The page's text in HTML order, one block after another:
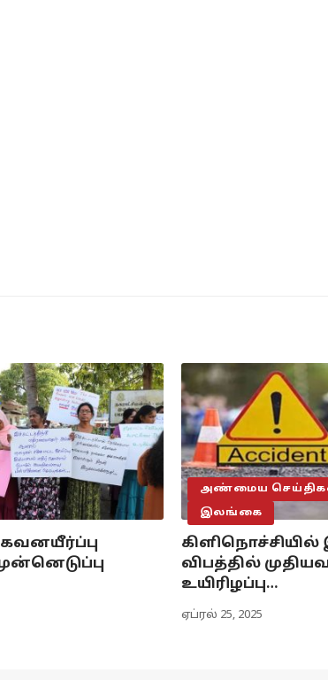
அண்மைய
இலங்கை
விபத்தில்
உயிரிழப்பு…
ஏப்ரல் 25, 2025